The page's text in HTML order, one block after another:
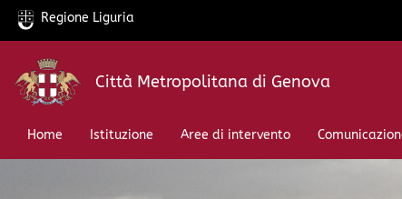
Salta
contenuto
Regione Liguria
Città Metropolitana di Genova
Home
Istituzione Aree di intervento